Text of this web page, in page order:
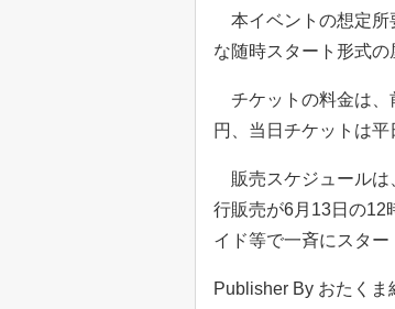
本イベントの想定所
な随時スタート形式の
チケットの料金は、
円、当日チケットは平
販売スケジュールは
行販売が6月13日の12
イド等で一斉にスター
Publisher By おたく